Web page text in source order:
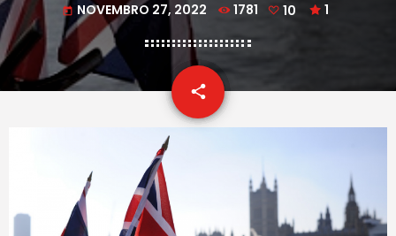
today NOVEMBRO 27, 2022 1781 10 1
share
email